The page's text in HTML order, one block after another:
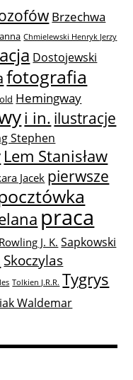
Brzechwa
Chmielewski Henryk Jerzy
Dostojewski
fotografia
Hemingway
i in. ilustracje
Stephen
Lem Stanisław
Jacek pierwsze
praca
Rowling J. K. Sapkowski
Skoczylas
Tolkien J.R.R. Tygrys
Waldemar